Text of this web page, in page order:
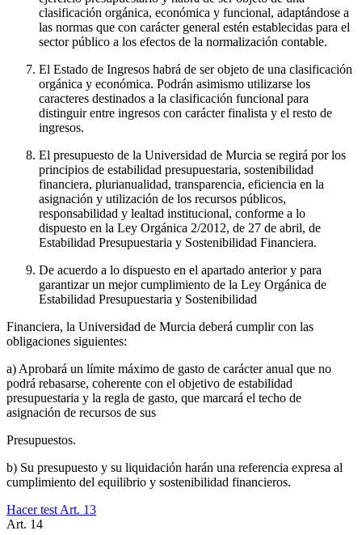
clasificación orgánica, económica y funcional, adaptándose a
las normas que con carácter general estén establecidas para el
sector público a los efectos de la normalización contable.
El Estado de Ingresos habrá de ser objeto de una clasificación
orgánica y económica. Podrán asimismo utilizarse los
caracteres destinados a la clasificación funcional para
distinguir entre ingresos con carácter finalista y el resto de
ingresos.
El presupuesto de la Universidad de Murcia se regirá por los
principios de estabilidad presupuestaria, sostenibilidad
financiera, plurianualidad, transparencia, eficiencia en la
asignación y utilización de los recursos públicos,
responsabilidad y lealtad institucional, conforme a lo
dispuesto en la Ley Orgánica 2/2012, de 27 de abril, de
Estabilidad Presupuestaria y Sostenibilidad Financiera.
De acuerdo a lo dispuesto en el apartado anterior y para
garantizar un mejor cumplimiento de la Ley Orgánica de
Estabilidad Presupuestaria y Sostenibilidad
Financiera, la Universidad de Murcia deberá cumplir con las
obligaciones siguientes:
a) Aprobará un límite máximo de gasto de carácter anual que no
podrá rebasarse, coherente con el objetivo de estabilidad
presupuestaria y la regla de gasto, que marcará el techo de
asignación de recursos de sus
Presupuestos.
b) Su presupuesto y su liquidación harán una referencia expresa al
cumplimiento del equilibrio y sostenibilidad financieros.
Hacer test Art. 13
Art. 14